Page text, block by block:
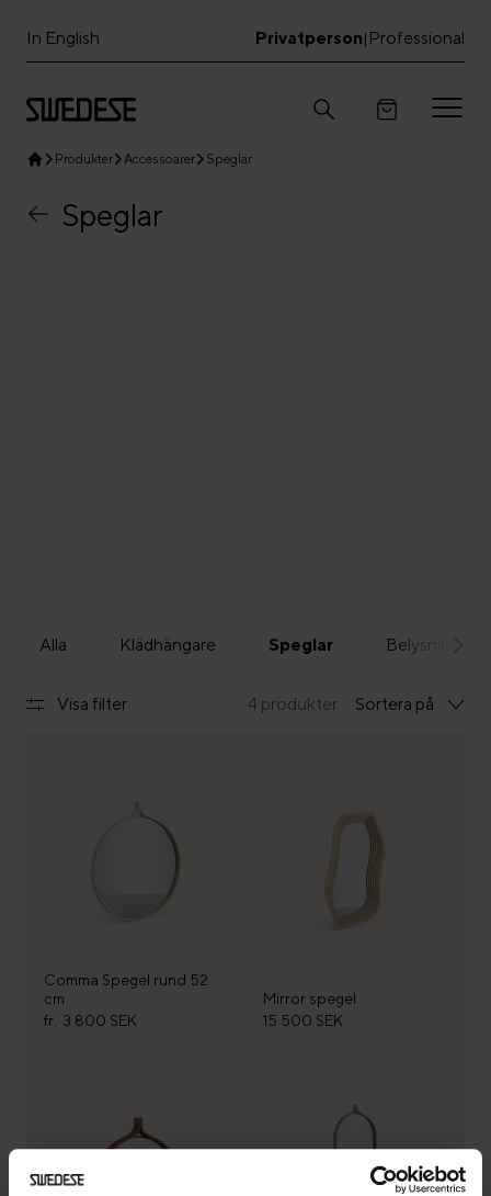
In English Privatperson| Professional
Produkter Accessoarer Speglar
Speglar
Visa filter
Alla Klädhängare Speglar Belysning
4 produkter Sortera på
Comma Spegel rund 52
cm
fr. 3 800 SEK
Mirror spegel
15 500 SEK